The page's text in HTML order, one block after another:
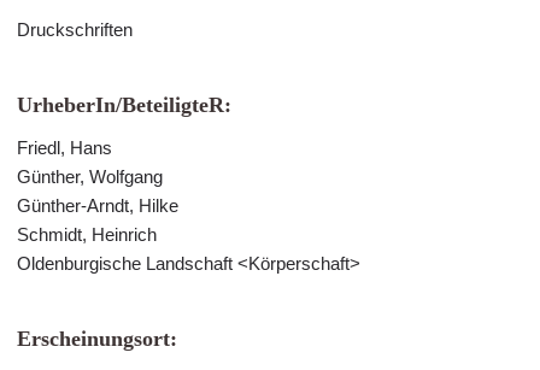
Druckschriften
UrheberIn/BeteiligteR:
Friedl, Hans
Günther, Wolfgang
Günther-Arndt, Hilke
Schmidt, Heinrich
Oldenburgische Landschaft <Körperschaft>
Erscheinungsort: